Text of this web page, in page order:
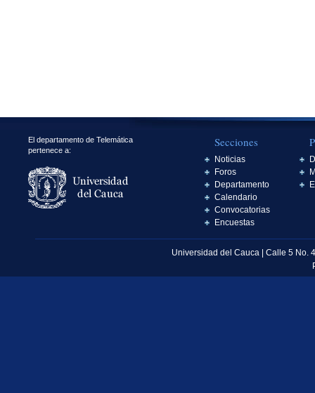
El departamento de Telemática
pertenece a:
Secciones
Noticias
Foros
Departamento
Calendario
Convocatorias
Encuestas
Universidad del Cauca | Calle 5 No.